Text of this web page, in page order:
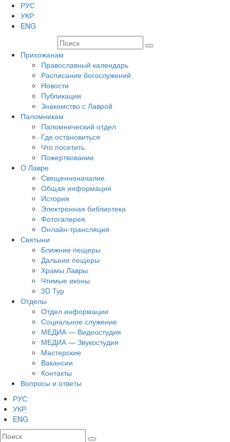
РУС
УКР
ENG
Прихожанам
Православный календарь
Расписание богослужений
Новости
Публикации
Знакомство с Лаврой
Паломникам
Паломнический отдел
Где остановиться
Что посетить
Пожертвование
О Лавре
Священноначалие
Общая информация
История
Электронная библиотека
Фотогалерея
Онлайн-трансляция
Святыни
Ближние пещеры
Дальние пещеры
Храмы Лавры
Чтимые иконы
3D Тур
Отделы
Отдел информации
Социальное служение
МЕДИА — Видеостудия
МЕДИА — Звукостудия
Мастерские
Вакансии
Контакты
Вопросы и ответы
РУС
УКР
ENG